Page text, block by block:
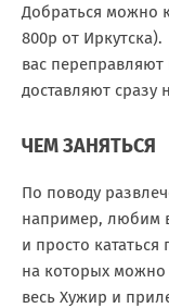
Добраться можно
800р от
вас
доставляют сразу
ЧЕМ ЗАНЯТЬСЯ
По поводу
например, любим
и просто кататься
на которых можно
весь Хужир и